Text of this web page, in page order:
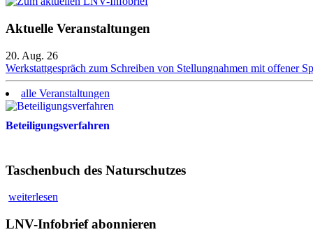
Aktuelle Veranstaltungen
20. Aug. 26
Werkstattgespräch zum Schreiben von Stellungnahmen mit offener
alle Veranstaltungen
Beteiligungsverfahren
Taschenbuch des Naturschutzes
weiterlesen
LNV-Infobrief abonnieren